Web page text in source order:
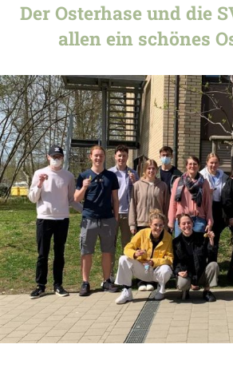
Der Osterhase und die
allen ein schönes